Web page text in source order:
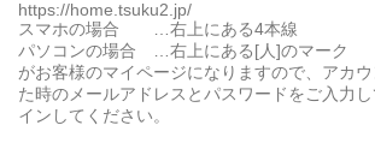
https://home.tsuku2.jp/
スマホの場合 …右上にある4本線
パソコンの場合 …右上にある[人]のマーク
がお客様のマイページになりますので、アカ
た時のメールアドレスとパスワードをご入力
インしてください。